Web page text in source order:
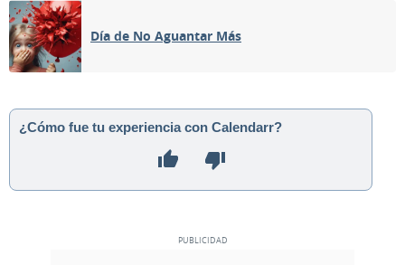
Día de No Aguantar Más
¿Cómo fue tu experiencia con Calendarr?